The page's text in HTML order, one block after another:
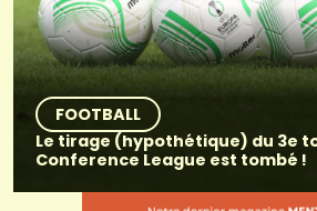
FOOTBALL
Le tirage (hypothétique) du 3e
Conference League est tombé !